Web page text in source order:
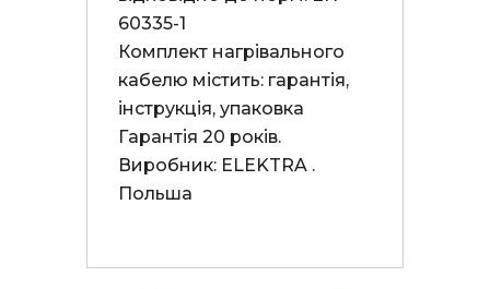
60335-1
Комплект нагрівального
кабелю містить: гарантія,
інструкція, упаковка
Гарантія 20 років.
Виробник: ELEKTRA .
Польша